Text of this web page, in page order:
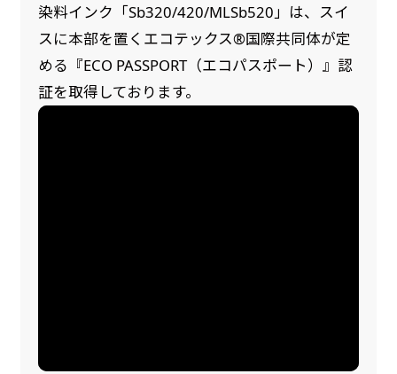
染料インク「Sb320/420/MLSb520」は、スイ
スに本部を置くエコテックス®国際共同体が定
める『ECO PASSPORT（エコパスポート）』認
証を取得しております。